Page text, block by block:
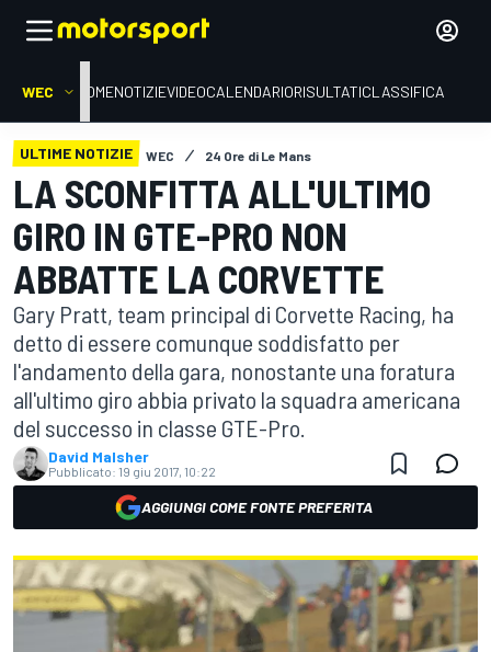
WEC HOMENOTIZIEVIDEOCALENDARIORISULTATICLASSIFICA
ULTIME NOTIZIE WEC 24 Ore di Le Mans
LA SCONFITTA ALL'ULTIMO
GIRO IN GTE-PRO NON
ABBATTE LA CORVETTE
Gary Pratt, team principal di Corvette Racing, ha
detto di essere comunque soddisfatto per
l'andamento della gara, nonostante una foratura
all'ultimo giro abbia privato la squadra americana
del successo in classe GTE-Pro.
David Malsher
Pubblicato: 19 giu 2017, 10:22
AGGIUNGI COME FONTE PREFERITA